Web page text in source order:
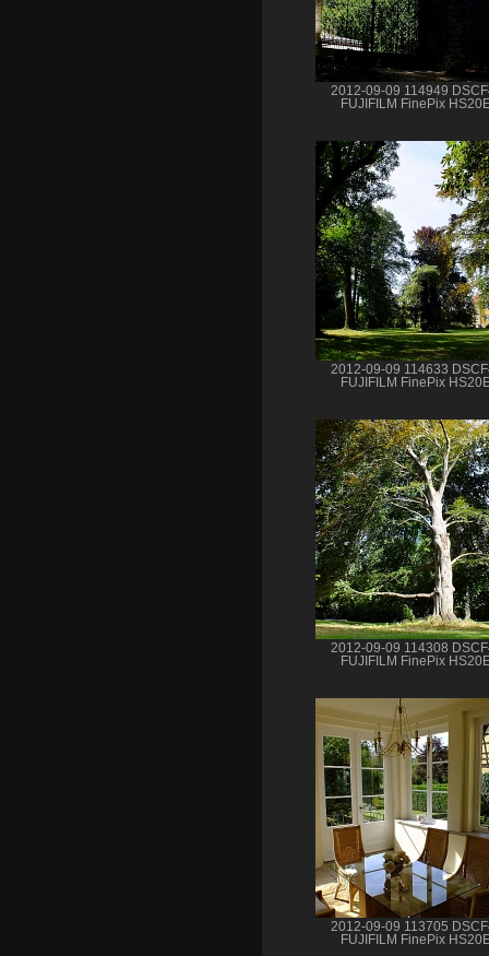
2012-09-09 114949
FUJIFILM FinePix
2012-09-09 114633
FUJIFILM FinePix
2012-09-09 114308
FUJIFILM FinePix
2012-09-09 113705
FUJIFILM FinePix